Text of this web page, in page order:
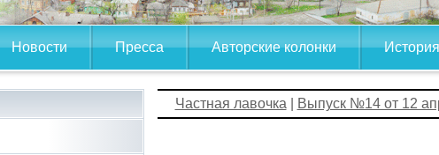
Новости Пресса Авторские колонки История
Частная лавочка Выпуск №14 от 12